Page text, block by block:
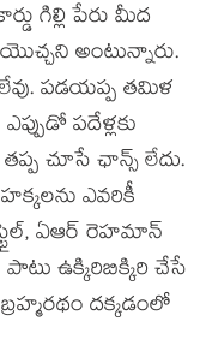
గిల్లి పేరు మీద
అంటున్నారు.
పడయప్ప తమిళ
పదేళ్లకు
చూసే ఛాన్స్ లేదు.
ఎవరికీ
ఏఆర్ రెహమాన్
ఉక్కిరిబిక్కిరి చేసే
దక్కడంలో